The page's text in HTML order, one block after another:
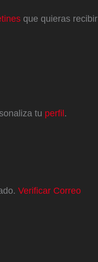
que quieras recibir
tu perfil.
Verificar Correo